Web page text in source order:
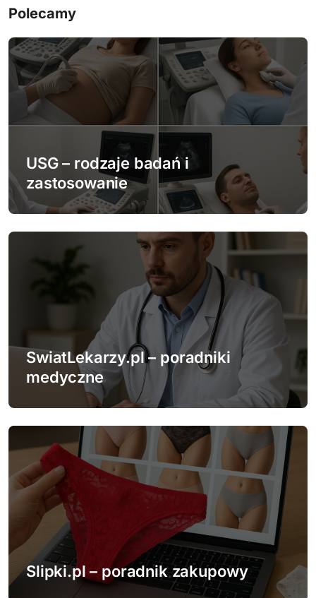
a
c
w
i
s
u
Polecamy
USG – rodzaje badań i
zastosowanie
SwiatLekarzy.pl – poradniki
medyczne
Slipki.pl – poradnik zakupowy